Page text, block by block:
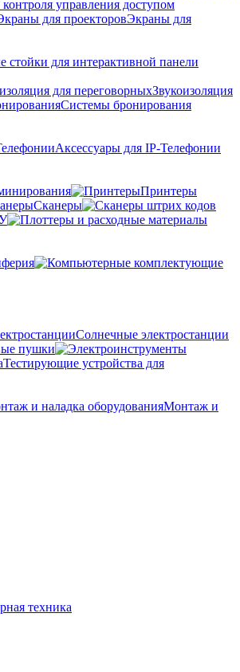
управления доступом
Экраны для
стойки для интерактивной панели
Звукоизоляция
Системы бронирования
Аксессуары для IP-Телефонии
Принтеры
Сканеры
Солнечные электростанции
пушки
Тестирующие устройства для
Монтаж и
техника